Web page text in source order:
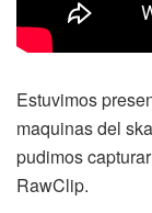
Estuvimos
maquinas del
pudimos
RawClip.